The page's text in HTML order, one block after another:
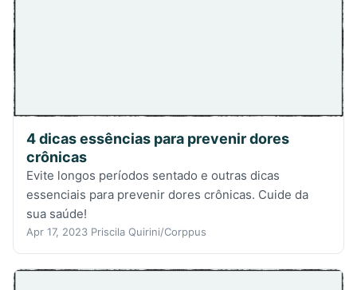
4 dicas essências para prevenir dores
crônicas
Evite longos períodos sentado e outras dicas
essenciais para prevenir dores crônicas. Cuide da
sua saúde!
Apr 17, 2023 Priscila Quirini/Corppus